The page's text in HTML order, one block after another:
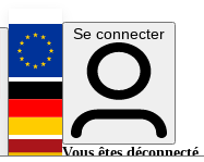
English
Deutsch
Se connecter
Vous êtes déconnecté.